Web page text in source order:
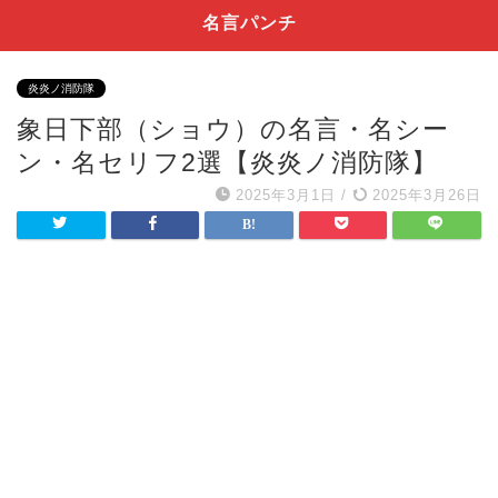
名言パンチ
炎炎ノ消防隊
象日下部（ショウ）の名言・名シー
ン・名セリフ2選【炎炎ノ消防隊】
2025年3月1日 / 2025年3月26日